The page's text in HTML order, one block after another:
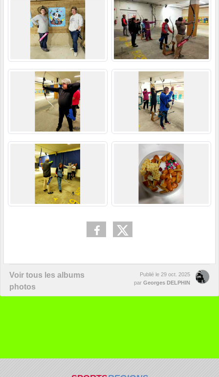
Voir tous les albums
photos
Publié le 29 oct. 2025
par Georges DELPHIN